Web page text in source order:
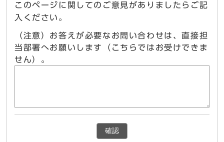
このページに関してのご意見がありましたらご記
入ください。
（注意）お答えが必要なお問い合わせは、直接担
当部署へお願いします（こちらではお受けできま
せん）。
確認